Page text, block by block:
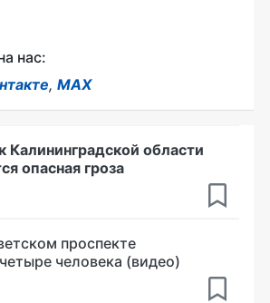
нас:
, MAX
Калининградской области
опасная гроза
проспекте
человека (видео)